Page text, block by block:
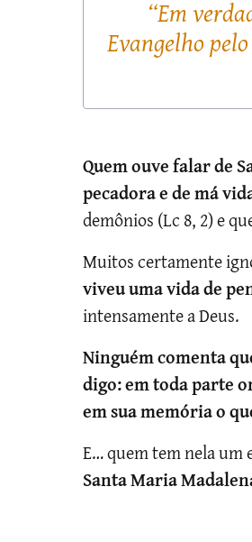
“Em
Evangelho
Quem ouve falar de
pecadora e de má
demônios (Lc 8, 2) e
Muitos certamente
viveu uma vida de
intensamente a Deus.
Ninguém comenta
digo: em toda parte
em sua memória o
E… quem tem nela um
Santa Maria